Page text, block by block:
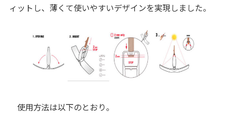
ィットし、薄くて使いやすいデザインを実現しました。
使用方法は以下のとおり。